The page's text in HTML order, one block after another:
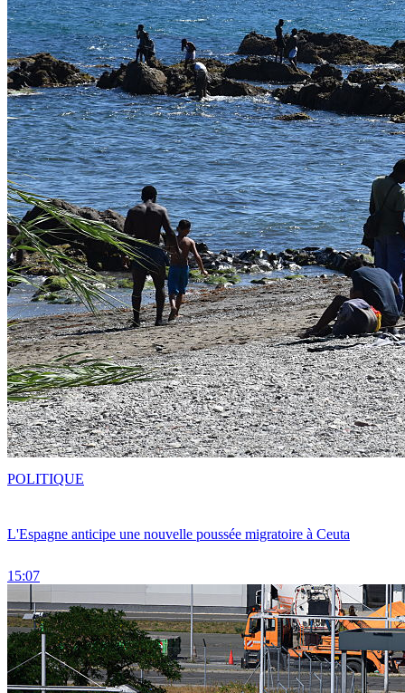
L'Espagne anticipe une nouvelle poussée migratoire à Ceuta
15:07
POLITIQUE